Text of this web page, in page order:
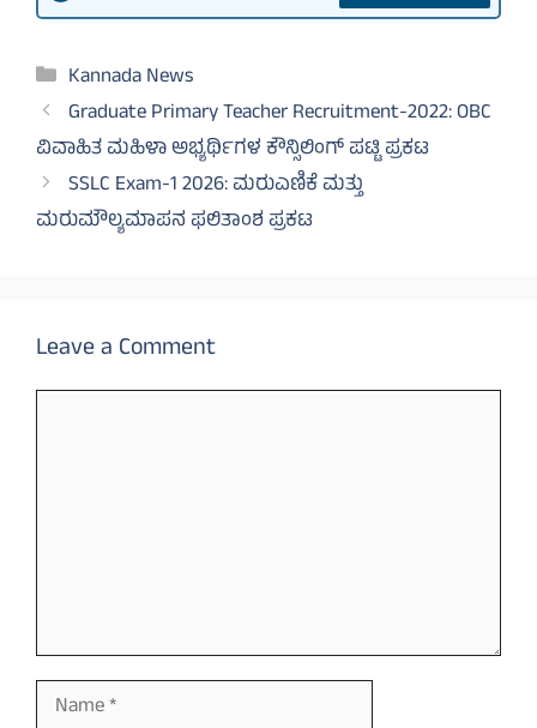
Categories
Kannada News
Graduate Primary Teacher Recruitment-2022: OBC
ವಿವಾಹಿತ ಮಹಿಳಾ ಅಭ್ಯರ್ಥಿಗಳ ಕೌನ್ಸಿಲಿಂಗ್ ಪಟ್ಟಿ ಪ್ರಕಟ
SSLC Exam-1 2026: ಮರುಎಣಿಕೆ ಮತ್ತು
ಮರುಮೌಲ್ಯಮಾಪನ ಫಲಿತಾಂಶ ಪ್ರಕಟ
Leave a Comment
Name